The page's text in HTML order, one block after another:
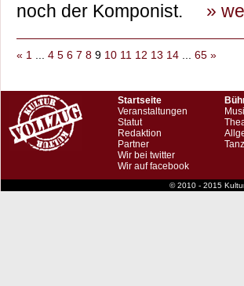
noch der Komponist. »
« 1 ... 4 5 6 7 8 9 10 11 12 13 14 ... 65 »
Startseite
Veranstaltungen
Statut
Redaktion
Partner
Wir bei twitter
Wir auf facebook
Tanz
© 2010 - 2015